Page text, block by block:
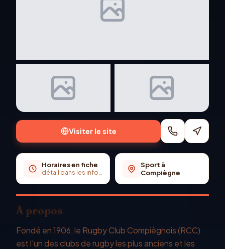
Visiter le site
Horaires en fiche
détail dans les infos pratiques
Sport à
Compiègne
À propos
Fondé en 1906, le Rugby Club Compiègnois (RCC)
est l'un des clubs de rugby les plus anciens et les